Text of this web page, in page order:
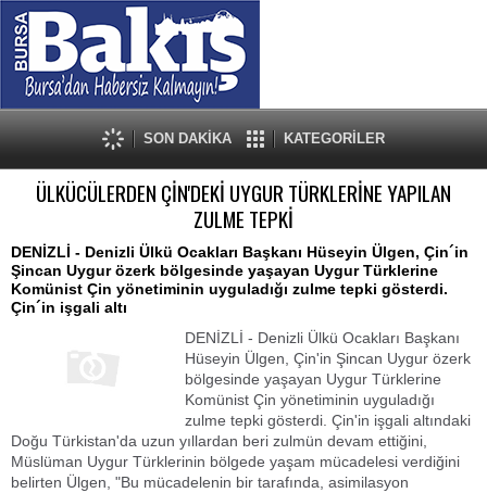
SON DAKİKA KATEGORİLER
ÜLKÜCÜLERDEN ÇİN'DEKİ UYGUR TÜRKLERİNE YAPILAN
ZULME TEPKİ
DENİZLİ - Denizli Ülkü Ocakları Başkanı Hüseyin Ülgen, Çin´in
Şincan Uygur özerk bölgesinde yaşayan Uygur Türklerine
Komünist Çin yönetiminin uyguladığı zulme tepki gösterdi.
Çin´in işgali altı
DENİZLİ - Denizli Ülkü Ocakları Başkanı
Hüseyin Ülgen, Çin'in Şincan Uygur özerk
bölgesinde yaşayan Uygur Türklerine
Komünist Çin yönetiminin uyguladığı
zulme tepki gösterdi. Çin'in işgali altındaki
Doğu Türkistan'da uzun yıllardan beri zulmün devam ettiğini,
Müslüman Uygur Türklerinin bölgede yaşam mücadelesi verdiğini
belirten Ülgen, "Bu mücadelenin bir tarafında, asimilasyon